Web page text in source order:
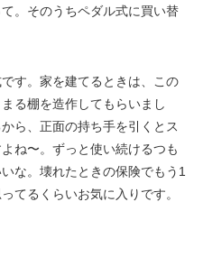
。そのうちペダル式に買い替
す。家を建てるときは、この
る棚を造作してもらいまし
ら、正面の持ち手を引くとス
ね〜。ずっと使い続けるつも
な。壊れたときの保険でもう1
てるくらいお気に入りです。